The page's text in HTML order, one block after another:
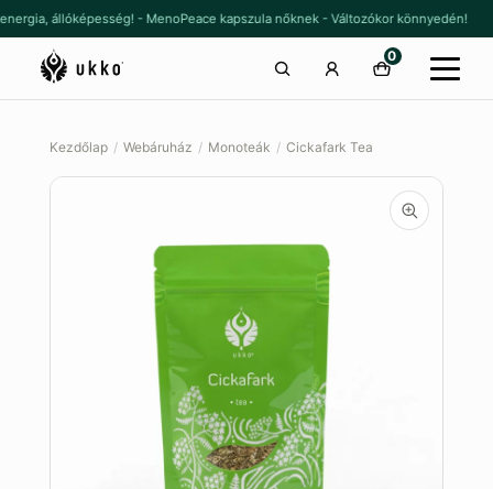
Ugrás
a
navigációhoz
Kilépés
a
tartalomba
állóképesség! - MenoPeace kapszula nőknek - Változókor könnyedén!
0
Kezdőlap / Webáruház / Monoteák / Cickafark Tea